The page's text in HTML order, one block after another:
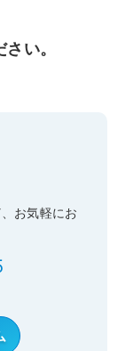
い。
お気軽にお